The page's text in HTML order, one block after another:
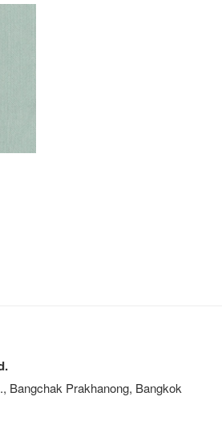
Bangchak Prakhanong, Bangkok